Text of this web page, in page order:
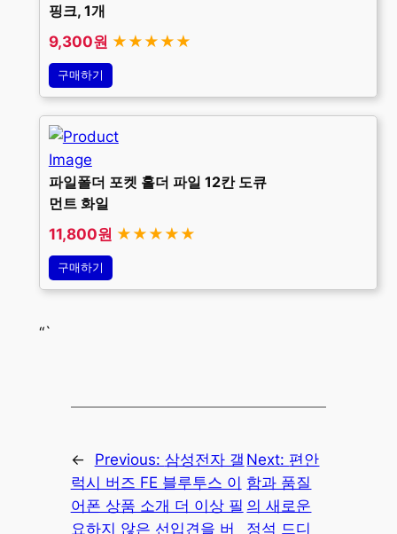
핑크, 1개
9,300원 ★★★★★
구매하기
파일폴더 포켓 홀더 파일 12칸 도큐
먼트 화일
11,800원 ★★★★★
구매하기
“`
← Previous: 삼성전자 갤
럭시 버즈 FE 블루투스 이
어폰 상품 소개 더 이상 필
요하지 않은 선입견을 버
Next: 편안
함과 품질
의 새로운
정석 드디